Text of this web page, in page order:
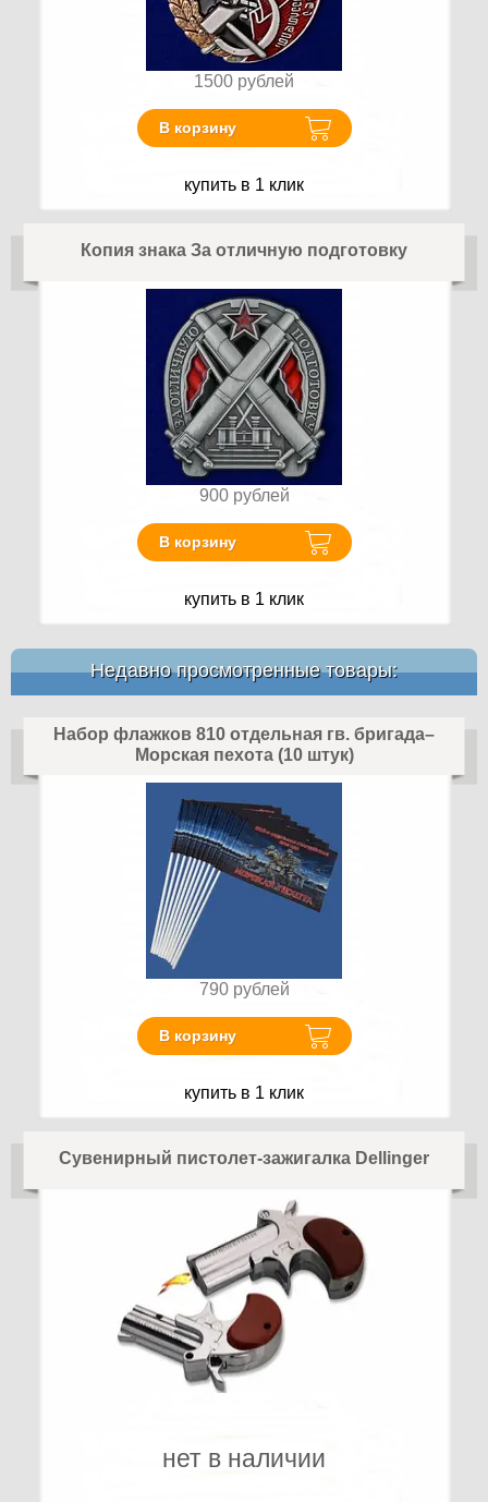
1500 рублей
В корзину
купить в 1 клик
Копия знака За отличную подготовку
900 рублей
В корзину
купить в 1 клик
Недавно просмотренные товары:
Набор флажков 810 отдельная гв. бригада–
Морская пехота (10 штук)
790 рублей
В корзину
купить в 1 клик
Сувенирный пистолет-зажигалка Dellinger
нет в наличии